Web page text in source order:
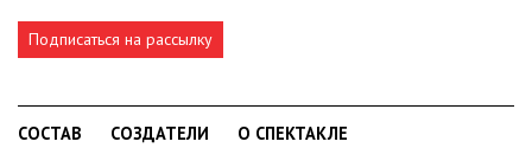
Подписаться на рассылку
СОСТАВ СОЗДАТЕЛИ
О СПЕКТАКЛЕ